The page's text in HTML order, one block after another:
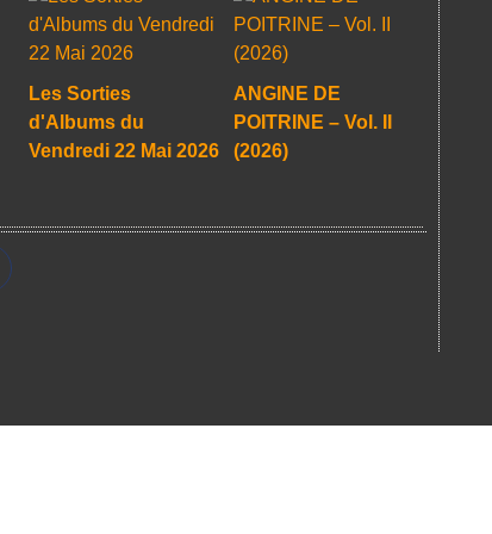
Les Sorties
d'Albums du
Vendredi 22 Mai 2026
ANGINE DE
POITRINE – Vol. II
(2026)